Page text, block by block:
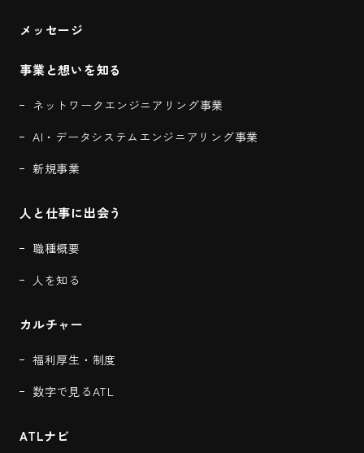
メッセージ
事業と想いを知る
ネットワークエンジニアリング事業
AI・データシステムエンジニアリング事業
新規事業
人と仕事に出会う
職種概要
人を知る
カルチャー
福利厚生・制度
数字で見るATL
ATLナビ